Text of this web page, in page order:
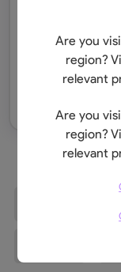
Are you
region?
relevant
Are you
region?
relevant